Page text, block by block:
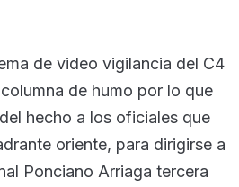
de video vigilancia del C4
de humo por lo que
hecho a los oficiales que
oriente, para dirigirse a
Ponciano Arriaga tercera